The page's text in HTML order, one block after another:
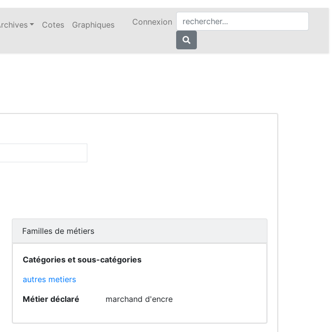
Cotes Graphiques Connexion
Familles de métiers
Catégories et sous-catégories
autres metiers
Métier déclaré
marchand d'encre